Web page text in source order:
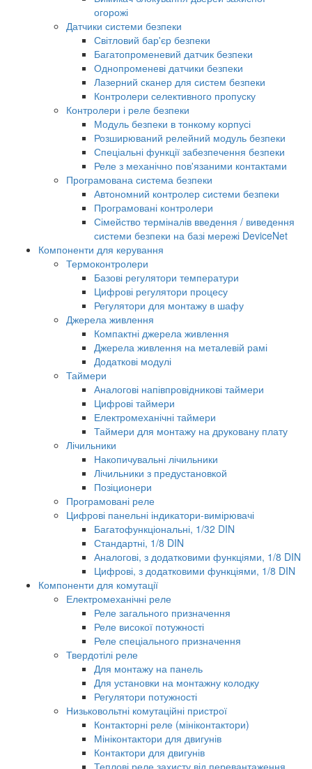
огорожі
Датчики системи безпеки
Світловий бар'єр безпеки
Багатопроменевий датчик безпеки
Однопроменеві датчики безпеки
Лазерний сканер для систем безпеки
Контролери селективного пропуску
Контролери і реле безпеки
Модуль безпеки в тонкому корпусі
Розширюваний релейний модуль безпеки
Спеціальні функції забезпечення безпеки
Реле з механічно пов'язаними контактами
Програмована система безпеки
Автономний контролер системи безпеки
Програмовані контролери
Сімейство терміналів введення / виведення
системи безпеки на базі мережі DeviceNet
Компоненти для керування
Термоконтролери
Базові регулятори температури
Цифрові регулятори процесу
Регулятори для монтажу в шафу
Джерела живлення
Компактні джерела живлення
Джерела живлення на металевій рамі
Додаткові модулі
Таймери
Аналогові напівпровідникові таймери
Цифрові таймери
Електромеханічні таймери
Таймери для монтажу на друковану плату
Лічильники
Накопичувальні лічильники
Лічильники з предустановкой
Позіционери
Програмовані реле
Цифрові панельні індикатори-вимірювачі
Багатофункціональні, 1/32 DIN
Стандартні, 1/8 DIN
Аналогові, з додатковими функціями, 1/8 DIN
Цифрові, з додатковими функціями, 1/8 DIN
Компоненти для комутації
Електромеханічні реле
Реле загального призначення
Реле високої потужності
Реле спеціального призначення
Твердотілі реле
Для монтажу на панель
Для установки на монтажну колодку
Регулятори потужності
Низьковольтні комутаційні пристрої
Контакторні реле (мініконтактори)
Мініконтактори для двигунів
Контактори для двигунів
Теплові реле захисту від перевантаження